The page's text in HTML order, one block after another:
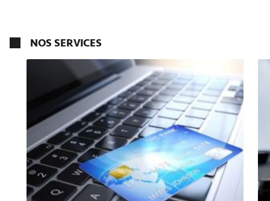
NOS SERVICES